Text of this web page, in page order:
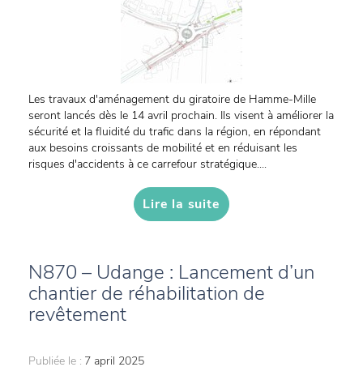
Les travaux d'aménagement du giratoire de Hamme-Mille
seront lancés dès le 14 avril prochain. Ils visent à améliorer la
sécurité et la fluidité du trafic dans la région, en répondant
aux besoins croissants de mobilité et en réduisant les
risques d'accidents à ce carrefour stratégique....
Lire la suite
N870 – Udange : Lancement d’un
chantier de réhabilitation de
revêtement
Publiée le : 7 april 2025